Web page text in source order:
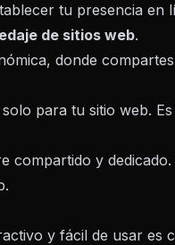
tu presencia en
de sitios web.
donde
para tu sitio web.
compartido y
y fácil de usar es